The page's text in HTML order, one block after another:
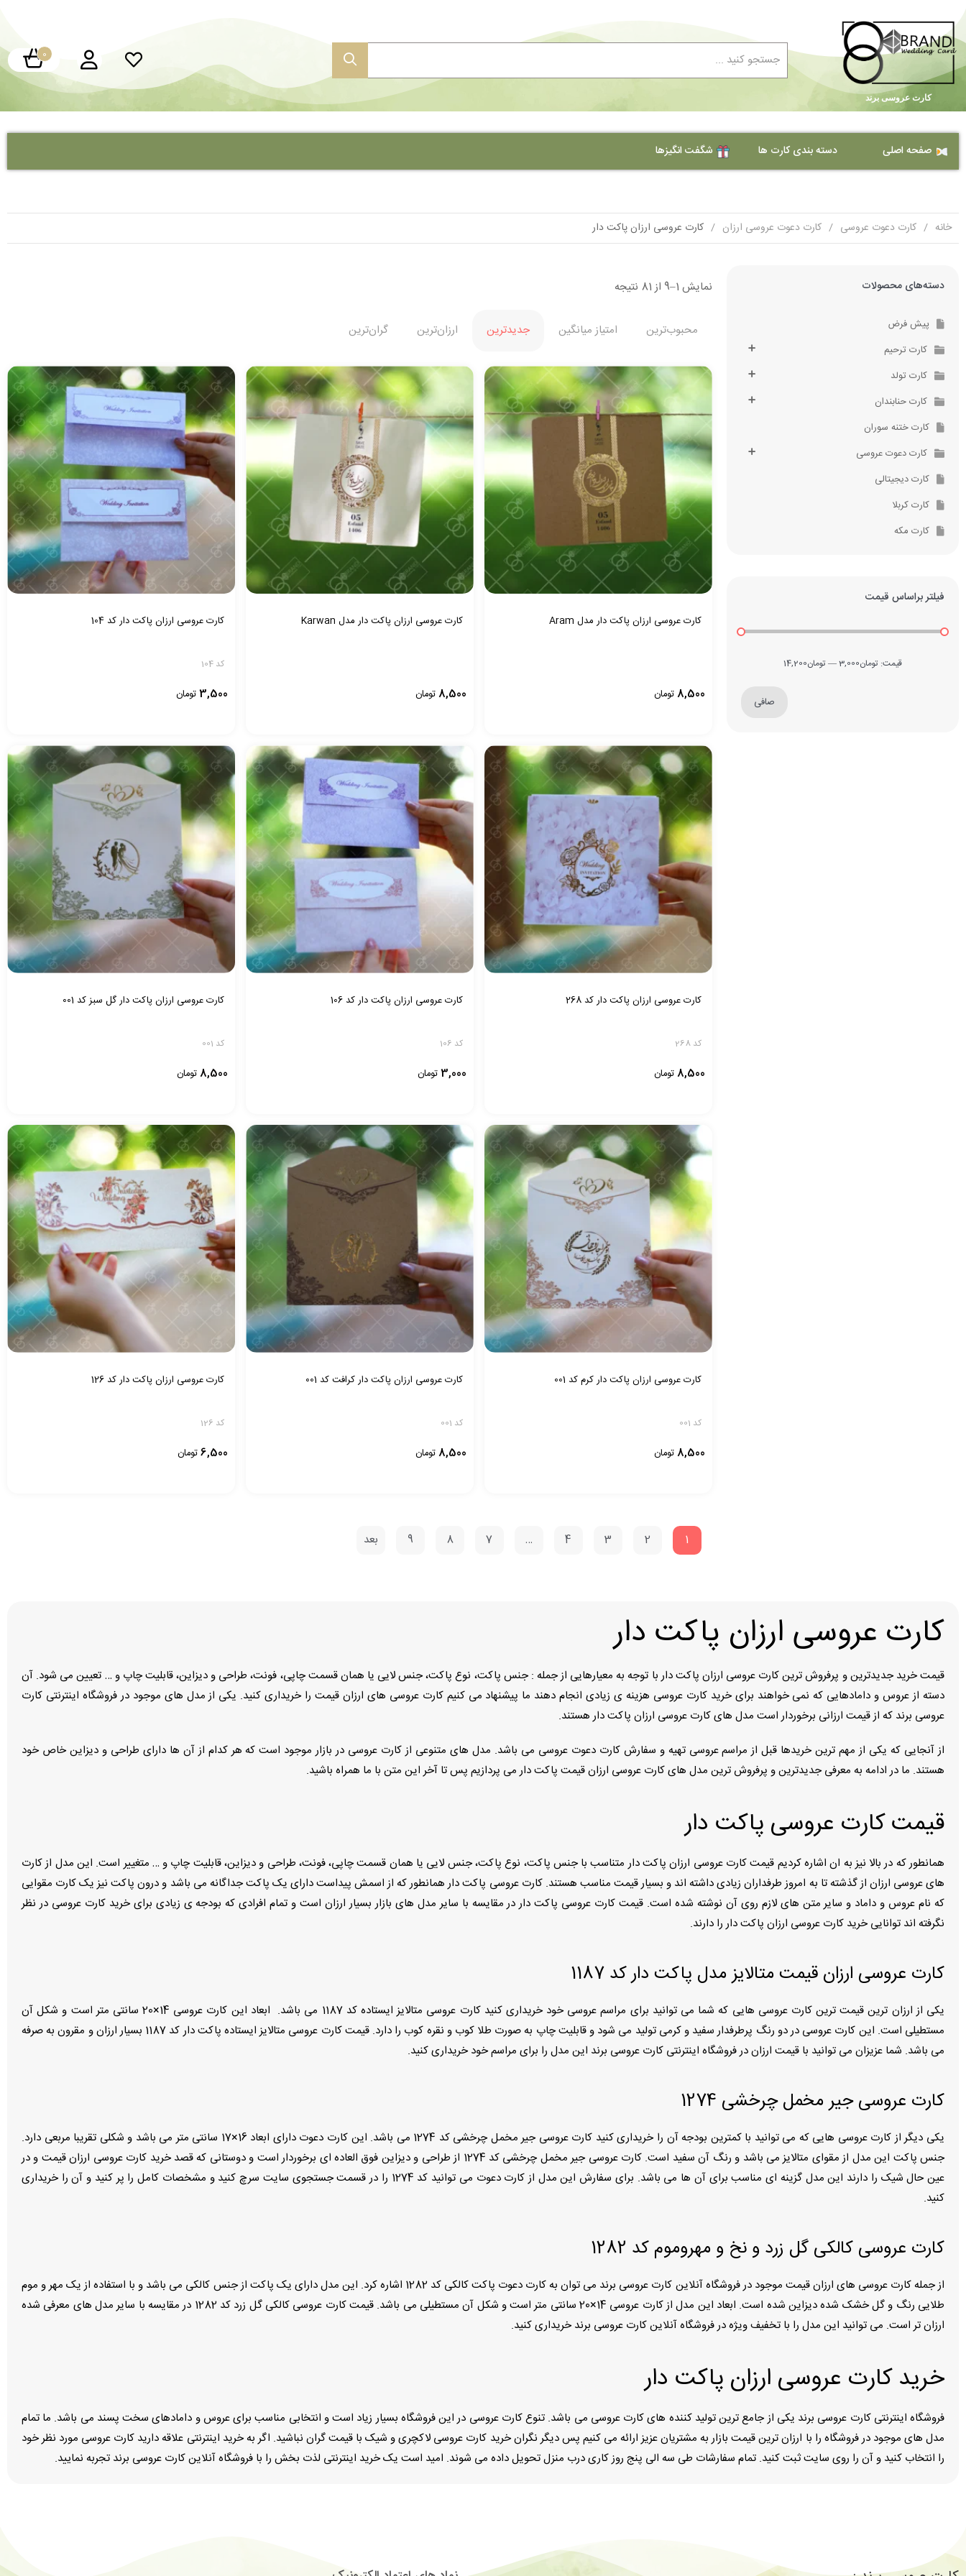
کارت عروسی برند
0
صفحه اصلی دسته بندی کارت ها
کارت ترحیم
کارت مکه (حجاج)
کارت کربلا
کارت دیجیتال
کارت عروسی طلقی کارت عروسی کالکی کارت عروسی لیزری
کارت عروسی فانتزی
شگفت انگیزها
خانه کارت دعوت عروسی کارت دعوت عروسی ارزان کارت عروسی ارزان پاکت دار
دسته‌های محصولات
پیش فرض
کارت ترحیم
کارت تولد
کارت حنابندان
کارت ختنه سوران
کارت دعوت عروسی
کارت دیجیتالی
کارت کربلا
کارت مکه
فیلتر براساس قیمت
صافی
قيمت: تومان3,000 — تومان14,200
نمایش 1–9 از 81 نتیجه
محبوب‌ترین امتیاز میانگین جدیدترین ارزان‌ترین گران‌ترین
کارت عروسی ارزان پاکت دار مدل Aram
تومان8,500
کارت عروسی ارزان پاکت دار مدل Karwan
تومان8,500
کارت عروسی ارزان پاکت دار کد 104
کد 104
تومان3,500
کارت عروسی ارزان پاکت دار کد 268
کد 268
تومان8,500
کارت عروسی ارزان پاکت دار کد 106
کد 106
تومان3,000
کارت عروسی ارزان پاکت دار گل سبز کد 001
کد 001
تومان8,500
کارت عروسی ارزان پاکت دار کرم کد 001
کد 001
تومان8,500
کارت عروسی ارزان پاکت دار کرافت کد 001
کد 001
تومان8,500
کارت عروسی ارزان پاکت دار کد 126
کد 126
تومان6,500
1
2
3
4
…
7
8
9 بعد
کارت عروسی ارزان پاکت دار
قیمت خرید جدیدترین و پرفروش ترین کارت عروسی ارزان پاکت دار با توجه به معیارهایی از جمله : جنس پاکت، نوع پاکت، جنس لایی یا همان قسمت چاپی، فونت، طراحی و دیزاین، قابلیت چاپ و … تعیین می شود. آن
دسته از عروس و دامادهایی که نمی خواهند برای خرید کارت عروسی هزینه ی زیادی انجام دهند ما پیشنهاد می کنیم کارت عروسی های ارزان قیمت را خریداری کنید. یکی از مدل های موجود در فروشگاه اینترنتی کارت
عروسی برند که از قیمت ارزانی برخوردار است مدل های کارت عروسی ارزان پاکت دار هستند.
از آنجایی که یکی از مهم ترین خریدها قبل از مراسم عروسی تهیه و سفارش کارت دعوت عروسی می باشد. مدل های متنوعی از کارت عروسی در بازار موجود است که هر کدام از آن ها دارای طراحی و دیزاین خاص خود
هستند. ما در ادامه به معرفی جدیدترین و پرفروش ترین مدل های کارت عروسی ارزان قیمت پاکت دار می پردازیم پس تا آخر این متن با ما همراه باشید.
قیمت کارت عروسی پاکت دار
همانطور که در بالا نیز به ان اشاره کردیم قیمت کارت عروسی ارزان پاکت دار متناسب با جنس پاکت، نوع پاکت، جنس لایی یا همان قسمت چاپی، فونت، طراحی و دیزاین، قابلیت چاپ و … متغییر است. این مدل از کارت
های عروسی ارزان از گذشته تا به امروز طرفداران زیادی داشته اند و بسیار قیمت مناسب هستند. کارت عروسی پاکت دار همانطور که از اسمش پیداست دارای یک پاکت جداگانه می باشد و درون پاکت نیز یک کارت مقوایی
که نام عروس و داماد و سایر متن های لازم روی آن نوشته شده است. قیمت کارت عروسی پاکت دار در مقایسه با سایر مدل های بازار بسیار ارزان است و تمام افرادی که بودجه ی زیادی برای خرید کارت عروسی در نظر
نگرفته اند توانایی خرید کارت عروسی ارزان پاکت دار را دارند.
کارت عروسی ارزان قیمت متالایز مدل پاکت دار کد 1187
یکی از ارزان ترین قیمت ترین کارت عروسی هایی که شما می توانید برای مراسم عروسی خود خریداری کنید کارت عروسی متالایز ایستاده کد 1187 می باشد. ابعاد این کارت عروسی 14×20 سانتی متر است و شکل آن
مستطیلی است. این کارت عروسی در دو رنگ پرطرفدار سفید و کرمی تولید می شود و قابلیت چاپ به صورت طلا کوب و نقره کوب را دارد. قیمت کارت عروسی متالایز ایستاده پاکت دار کد 1187 بسیار ارزان و مقرون به صرفه
می باشد. شما عزیزان می توانید با قیمت ارزان در فروشگاه اینترنتی کارت عروسی برند این مدل را برای مراسم خود خریداری کنید.
کارت عروسی جیر مخمل چرخشی 1274
یکی دیگر از کارت عروسی هایی که می توانید با کمترین بودجه آن را خریداری کنید کارت عروسی جیر مخمل چرخشی کد 1274 می باشد. این کارت دعوت دارای ابعاد 16×17 سانتی متر می باشد و شکلی تقریبا مربعی دارد.
جنس پاکت این مدل از مقوای متالایز می باشد و رنگ آن سفید است. کارت عروسی جیر مخمل چرخشی کد 1274 از طراحی و دیزاین فوق العاده ای برخوردار است و دوستانی که قصد خرید کارت عروسی ارزان قیمت و در
عین حال شیک را دارند این مدل گزینه ای مناسب برای آن ها می باشد. برای سفارش این مدل از کارت دعوت می توانید کد 1274 را در قسمت جستجوی سایت سرچ کنید و مشخصات کامل را پر کنید و آن را خریداری
کنید.
کارت عروسی کالکی گل زرد و نخ و مهروموم کد 1282
از جمله کارت عروسی های ارزان قیمت موجود در فروشگاه آنلاین کارت عروسی برند می توان به کارت دعوت پاکت کالکی کد 1282 اشاره کرد. این مدل دارای یک پاکت از جنس کالکی می باشد و با استفاده از یک مهر و موم
طلایی رنگ و گل خشک شده دیزاین شده است. ابعاد این مدل از کارت عروسی 14×20 سانتی متر است و شکل آن مستطیلی می باشد. قیمت کارت عروسی کالکی گل زرد کد 1282 در مقایسه با سایر مدل های معرفی شده
ارزان تر است. می توانید این مدل را با تخفیف ویژه در فروشگاه آنلاین کارت عروسی برند خریداری کنید.
خرید کارت عروسی ارزان پاکت دار
فروشگاه اینترنتی کارت عروسی برند یکی از جامع ترین تولید کننده های کارت عروسی می باشد. تنوع کارت عروسی در این فروشگاه بسیار زیاد است و انتخابی مناسب برای عروس و دامادهای سخت پسند می باشد. ما تمام
مدل های موجود در فروشگاه را با ارزان ترین قیمت بازار به مشتریان عزیز ارائه می کنیم پس دیگر نگران خرید کارت عروسی لاکچری و شیک با قیمت گران نباشید. اگر به خرید اینترنتی علاقه دارید کارت عروسی مورد نظر خود
را انتخاب کنید و آن را روی سایت ثبت کنید. تمام سفارشات طی سه الی پنج روز کاری درب منزل تحویل داده می شوند. امید است یک خرید اینترنتی لذت بخش را با فروشگاه آنلاین کارت عروسی برند تجربه نمایید.